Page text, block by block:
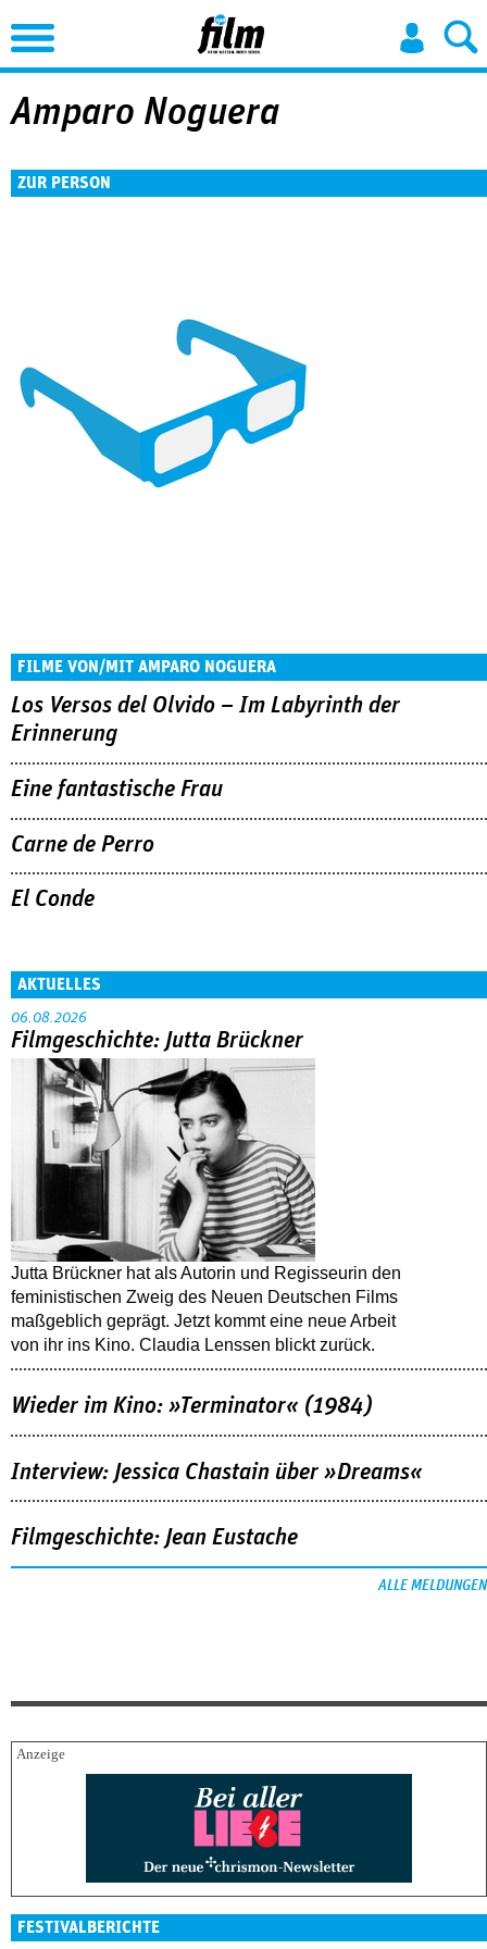
Jump to Navigation
Amparo Noguera
ZUR PERSON
FILME VON/MIT AMPARO NOGUERA
Los Versos del Olvido – Im Labyrinth der
Erinnerung
Eine fantastische Frau
Carne de Perro
El Conde
AKTUELLES
06.08.2026
Filmgeschichte: Jutta Brückner
Jutta Brückner hat als Autorin und Regisseurin den
feministischen Zweig des Neuen Deutschen Films
maßgeblich geprägt. Jetzt kommt eine neue Arbeit
von ihr ins Kino. Claudia Lenssen blickt zurück.
Wieder im Kino: »Terminator« (1984)
Interview: Jessica Chastain über »Dreams«
Filmgeschichte: Jean Eustache
ALLE MELDUNGEN
FESTIVALBERICHTE